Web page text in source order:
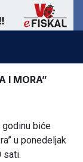
I MORA”
godinu biće
u ponedeljak
sati.